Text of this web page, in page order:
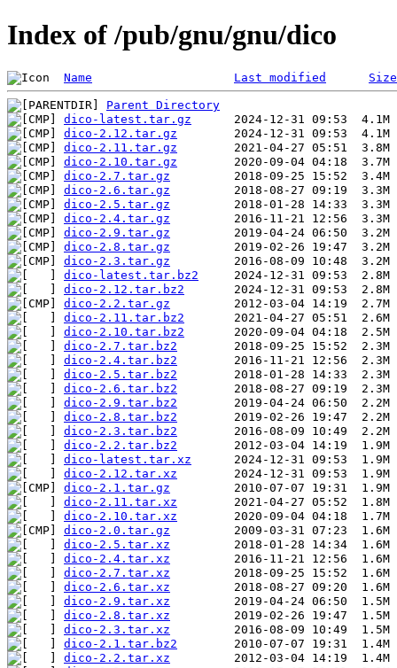
Index of /pub/gnu/gnu/dico
Name Last modified Size
Parent Directory
dico-latest.tar.gz
dico-2.12.tar.gz
dico-2.11.tar.gz
dico-2.10.tar.gz
dico-2.7.tar.gz
dico-2.6.tar.gz
dico-2.5.tar.gz
dico-2.4.tar.gz
dico-2.9.tar.gz
dico-2.8.tar.gz
dico-2.3.tar.gz
dico-latest.tar.bz2
dico-2.12.tar.bz2
dico-2.2.tar.gz
dico-2.11.tar.bz2
dico-2.10.tar.bz2
dico-2.7.tar.bz2
dico-2.4.tar.bz2
dico-2.5.tar.bz2
dico-2.6.tar.bz2
dico-2.9.tar.bz2
dico-2.8.tar.bz2
dico-2.3.tar.bz2
dico-2.2.tar.bz2
dico-latest.tar.xz
dico-2.12.tar.xz
dico-2.1.tar.gz
dico-2.11.tar.xz
dico-2.10.tar.xz
dico-2.0.tar.gz
dico-2.5.tar.xz
dico-2.4.tar.xz
dico-2.7.tar.xz
dico-2.6.tar.xz
dico-2.9.tar.xz
dico-2.8.tar.xz
dico-2.3.tar.xz
dico-2.1.tar.bz2
dico-2.2.tar.xz